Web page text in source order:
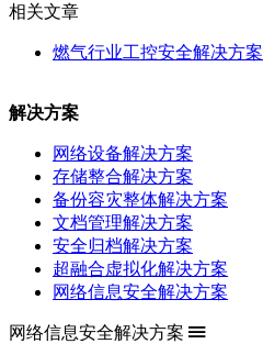
相关文章
燃气行业工控安全解决方案
解决方案
网络设备解决方案
存储整合解决方案
备份容灾整体解决方案
文档管理解决方案
安全归档解决方案
超融合虚拟化解决方案
网络信息安全解决方案
网络信息安全解决方案